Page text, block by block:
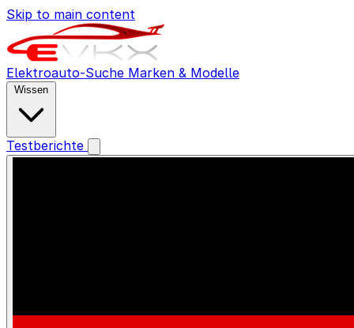
Skip to main content
Elektroauto-Suche Marken & Modelle
Wissen
Testberichte